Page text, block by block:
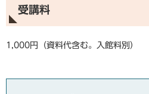
受講料
1,000円（資料代含む。入館料別）